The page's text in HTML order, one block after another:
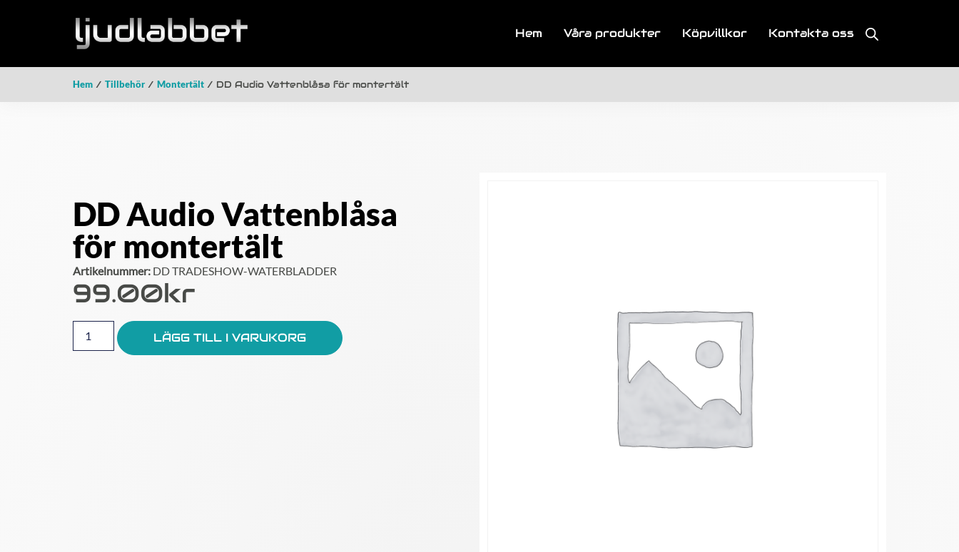
Hem Våra produkter Köpvillkor Kontakta oss
Hem / Tillbehör/ Montertält / DD Audio Vattenblåsa för montertält
DD Audio Vattenblåsa
för montertält
Artikelnummer: DD TRADESHOW-WATERBLADDER
99.00Kr
LÄGG TILL I VARUKORG